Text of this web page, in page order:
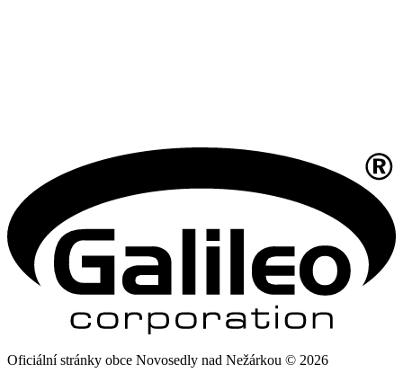
Oficiální stránky obce Novosedly nad Nežárkou © 2026